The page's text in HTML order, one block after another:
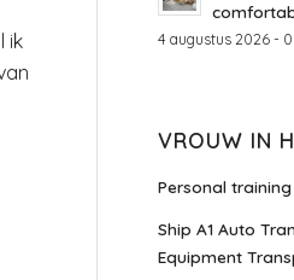
ik
4 augustus 2026 -
VROUW IN
Personal
Ship A1 Auto
Equipment